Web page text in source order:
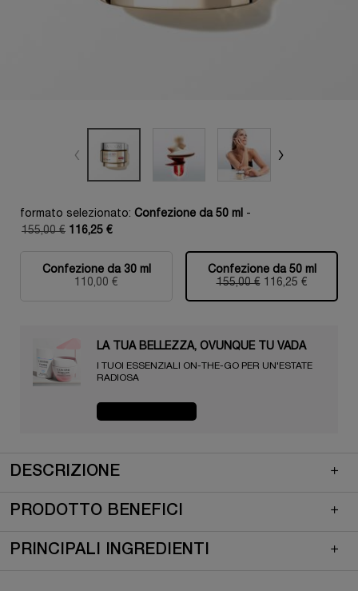
formato selezionato: Confezione da 50 ml -
Old price
155,00 €
New price
116,25 €
Selezionato
Confezione da 30 ml
110,00 €
, 1 di 2 Selezionato
Confezione da 50 ml
Old price
155,00 € New price
116,25 €
, 2 di 2
LA TUA BELLEZZA, OVUNQUE TU VADA​ ️️️
I TUOI ESSENZIALI ON-THE-GO PER UN'ESTATE
RADIOSA​
DESCRIZIONE
PRODOTTO BENEFICI
PRINCIPALI INGREDIENTI